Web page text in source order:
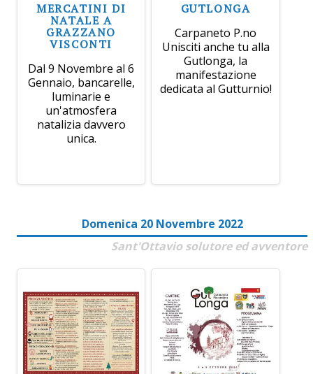
MERCATINI DI
NATALE A
GRAZZANO
VISCONTI
Dal 9 Novembre al 6
Gennaio, bancarelle,
luminarie e
un'atmosfera
natalizia davvero
unica.
GUTLONGA
Carpaneto P.no
Unisciti anche tu alla
Gutlonga, la
manifestazione
dedicata al Gutturnio!
Domenica 20 Novembre 2022
Sant'Ottavio solutore ed avventore